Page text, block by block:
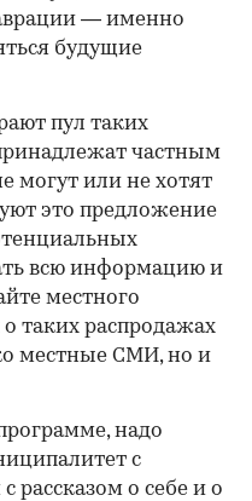
— именно
будущие
пул таких
частным
могут или не хотят
это предложение
всю информацию и
местного
таких распродажах
местные СМИ, но и
надо
с
о себе и о